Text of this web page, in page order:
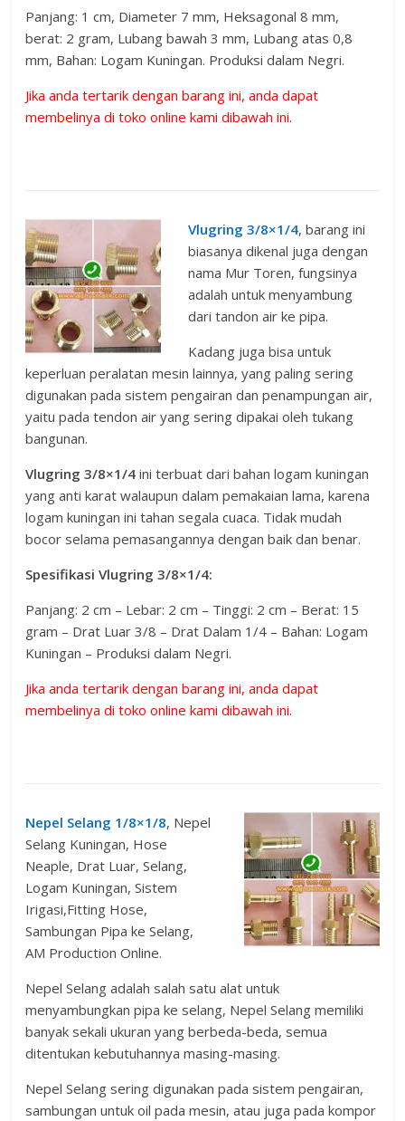
Panjang: 1 cm, Diameter 7 mm, Heksagonal 8 mm,
berat: 2 gram, Lubang bawah 3 mm, Lubang atas 0,8
mm, Bahan: Logam Kuningan. Produksi dalam Negri.
Jika anda tertarik dengan barang ini, anda dapat
membelinya di toko online kami dibawah ini.
Vlugring 3/8×1/4, barang ini
biasanya dikenal juga dengan
nama Mur Toren, fungsinya
adalah untuk menyambung
dari tandon air ke pipa.
Kadang juga bisa untuk
keperluan peralatan mesin lainnya, yang paling sering
digunakan pada sistem pengairan dan penampungan air,
yaitu pada tendon air yang sering dipakai oleh tukang
bangunan.
Vlugring 3/8×1/4ini terbuat dari bahan logam kuningan
yang anti karat walaupun dalam pemakaian lama, karena
logam kuningan ini tahan segala cuaca. Tidak mudah
bocor selama pemasangannya dengan baik dan benar.
Spesifikasi Vlugring 3/8×1/4:
Panjang: 2 cm – Lebar: 2 cm – Tinggi: 2 cm – Berat: 15
gram – Drat Luar 3/8 – Drat Dalam 1/4 – Bahan: Logam
Kuningan – Produksi dalam Negri.
Jika anda tertarik dengan barang ini, anda dapat
membelinya di toko online kami dibawah ini.
Nepel Selang 1/8×1/8, Nepel
Selang Kuningan, Hose
Neaple, Drat Luar, Selang,
Logam Kuningan, Sistem
Irigasi,Fitting Hose,
Sambungan Pipa ke Selang,
AM Production Online.
Nepel Selang adalah salah satu alat untuk
menyambungkan pipa ke selang, Nepel Selang memiliki
banyak sekali ukuran yang berbeda-beda, semua
ditentukan kebutuhannya masing-masing.
Nepel Selang sering digunakan pada sistem pengairan,
sambungan untuk oil pada mesin, atau juga pada kompor